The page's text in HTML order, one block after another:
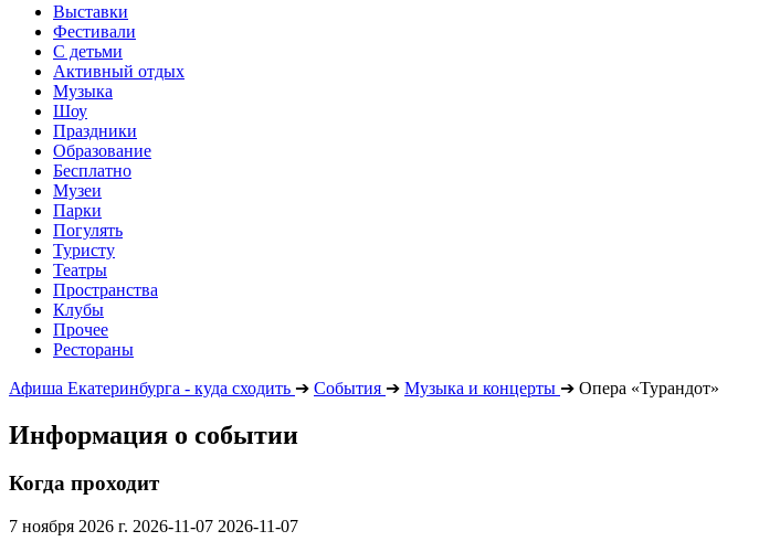
Выставки
Фестивали
С детьми
Активный отдых
Музыка
Шоу
Праздники
Образование
Бесплатно
Музеи
Парки
Погулять
Туристу
Театры
Пространства
Клубы
Прочее
Рестораны
Афиша Екатеринбурга - куда сходить ➔ События ➔ Музыка и концерты ➔ Опера «Турандот»
Информация о событии
Когда проходит
7 ноября 2026 г. 2026-11-07 2026-11-07